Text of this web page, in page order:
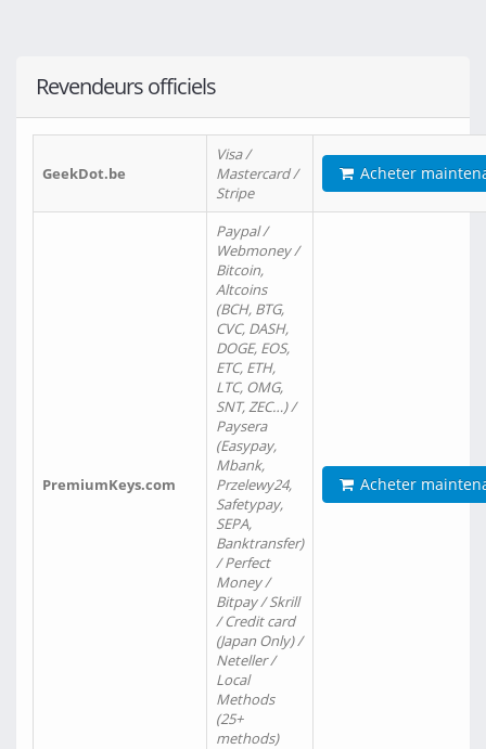
Revendeurs officiels
GeekDot.be
Visa /
Mastercard /
Stripe
Acheter
PremiumKeys.com
Paypal /
Webmoney /
Bitcoin,
Altcoins
(BCH, BTG,
CVC, DASH,
DOGE, EOS,
ETC, ETH,
LTC, OMG,
SNT, ZEC…) /
Paysera
(Easypay,
Mbank,
Przelewy24,
Safetypay,
SEPA,
Banktransfer)
/ Perfect
Money /
Bitpay / Skrill
/ Credit card
(Japan Only) /
Neteller /
Local
Methods
(25+
methods)
Acheter